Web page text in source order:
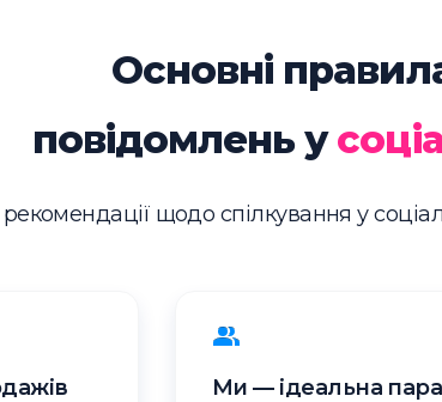
Основні
повідомлень у
щодо спілкування у
Ми — ідеальна